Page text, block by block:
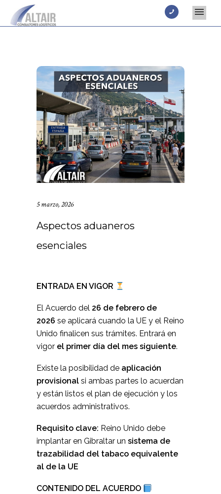
5 marzo, 2026
Aspectos aduaneros
esenciales
ENTRADA EN VIGOR
El Acuerdo del 26 de febrero de
2026 se aplicará cuando la UE y el Reino
Unido finalicen sus trámites. Entrará en
vigor el primer día del mes siguiente.
Existe la posibilidad de aplicación
provisional si ambas partes lo acuerdan
y están listos el plan de ejecución y los
acuerdos administrativos.
Requisito clave: Reino Unido debe
implantar en Gibraltar un sistema de
trazabilidad del tabaco equivalente
al de la UE
CONTENIDO DEL ACUERDO